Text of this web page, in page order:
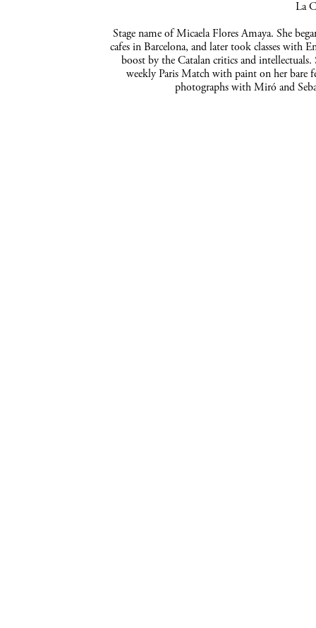
La
Stage name of Micaela Flores Amaya. She
cafes in Barcelona, and later took classes with
boost by the Catalan critics and
weekly Paris Match with paint on her bare
photographs with Miró and